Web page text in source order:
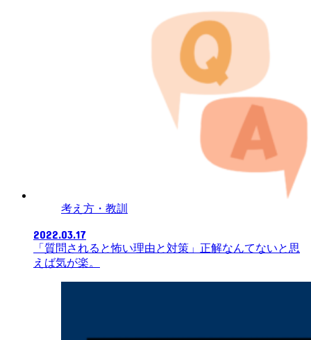
考え方・教訓
2022.03.17
「質問されると怖い理由と対策」正解なんてないと思
えば気が楽。